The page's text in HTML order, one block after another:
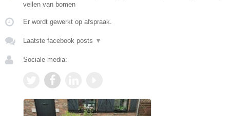
vellen van bomen
Er wordt gewerkt op afspraak.
Laatste facebook posts ▼
Sociale media: